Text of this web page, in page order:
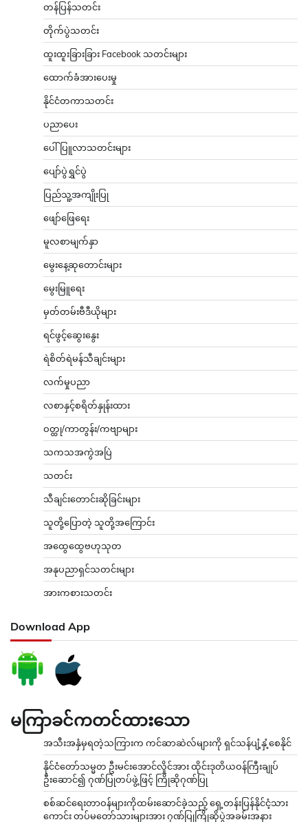
တန်ပြန်သတင်း
တိုက်ပွဲသတင်း
ထူးထူးခြားခြား Facebook သတင်းများ
ထောက်ခံအားပေးမှု
နိုင်ငံတကာသတင်း
ပညာပေး
ပေါ်ပြူလာသတင်းများ
ပျော်ပွဲရွှင်ပွဲ
ပြည်သူ့အကျိုးပြု
ဖျော်ဖြေရေး
မူလစာမျက်နှာ
မွေးနေ့ဆုတောင်းများ
မွေးမြူရေး
မှတ်တမ်းဗီဒီယိုများ
ရင်ဖွင့်ဆွေးနွေး
ရဲစိတ်ရဲမန်သီချင်းများ
လက်မှုပညာ
လစာနှင့်စရိတ်နှုန်းထား
ဝတ္ထု/ကာတွန်း/ကဗျာများ
သကသအကွဲအပြဲ
သတင်း
သီချင်းတောင်းဆိုခြင်းများ
သူတို့ပြောတဲ့ သူတို့အကြောင်း
အထွေထွေဗဟုသုတ
အနုပညာရှင်သတင်းများ
အားကစားသတင်း
Download App
မကြာခင်ကတင်ထားသော
အသီးအနှံမှရတဲ့သကြားက ကင်ဆာဆဲလ်များကို ရှင်သန်ပျံ့နှံ့စေနိုင်
နိုင်ငံတော်သမ္မတ ဦးမင်းအောင်လှိုင်အား ထိုင်းဒုတိယဝန်ကြီးချုပ်
ဦးဆောင်၍ ဂုဏ်ပြုတပ်ဖွဲ့ဖြင့် ကြိုဆိုဂုဏ်ပြု
စစ်ဆင်ရေးတာဝန်များကိုထမ်းဆောင်ခဲ့သည့် ရှေ့တန်းပြန်နိုင်ငံ့သား
ကောင်း တပ်မတော်သားများအား ဂုဏ်ပြုကြိုဆိုပွဲအခမ်းအနား